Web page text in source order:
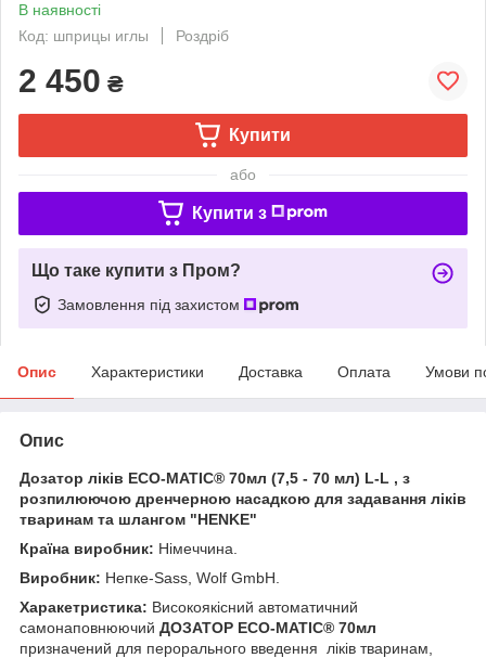
В наявності
Код: шприцы иглы
Роздріб
2 450 ₴
Купити
або
Купити з
Що таке купити з Пром?
Замовлення під захистом
Опис Характеристики Доставка Оплата Умови
Опис
Дозатор ліків ECO-MATIC® 70мл (7,5 - 70 мл) L-L , з
розпилюючою дренчерною насадкою для задавання ліків
тваринам та шлангом "HENKE"
Країна виробник: Німеччина.
Виробник: Непке-Sass, Wolf GmbH.
Харакетристика: Високоякісний автоматичний
самонаповнюючий ДОЗАТОР ECO-MATIC® 70мл
призначений для перорального введення ліків тваринам,